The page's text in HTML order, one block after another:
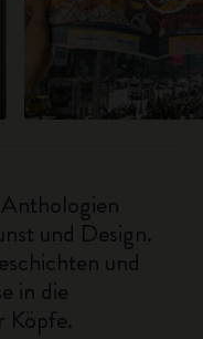
und Design.
und
in die
Köpfe.